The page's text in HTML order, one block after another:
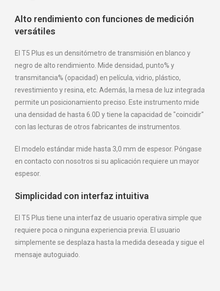
Alto rendimiento con funciones de medición
versátiles
El T5 Plus es un densitómetro de transmisión en blanco y
negro de alto rendimiento. Mide densidad, punto% y
transmitancia% (opacidad) en película, vidrio, plástico,
revestimiento y resina, etc. Además, la mesa de luz integrada
permite un posicionamiento preciso. Este instrumento mide
una densidad de hasta 6.0D y tiene la capacidad de "coincidir"
con las lecturas de otros fabricantes de instrumentos.
El modelo estándar mide hasta 3,0 mm de espesor. Póngase
en contacto con nosotros si su aplicación requiere un mayor
espesor.
Simplicidad con interfaz intuitiva
El T5 Plus tiene una interfaz de usuario operativa simple que
requiere poca o ninguna experiencia previa. El usuario
simplemente se desplaza hasta la medida deseada y sigue el
mensaje autoguiado.